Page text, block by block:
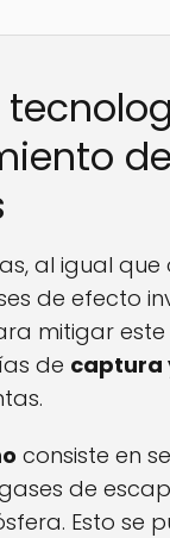
al igual
de efecto
mitigar
de captura
consiste en
de
Esto se